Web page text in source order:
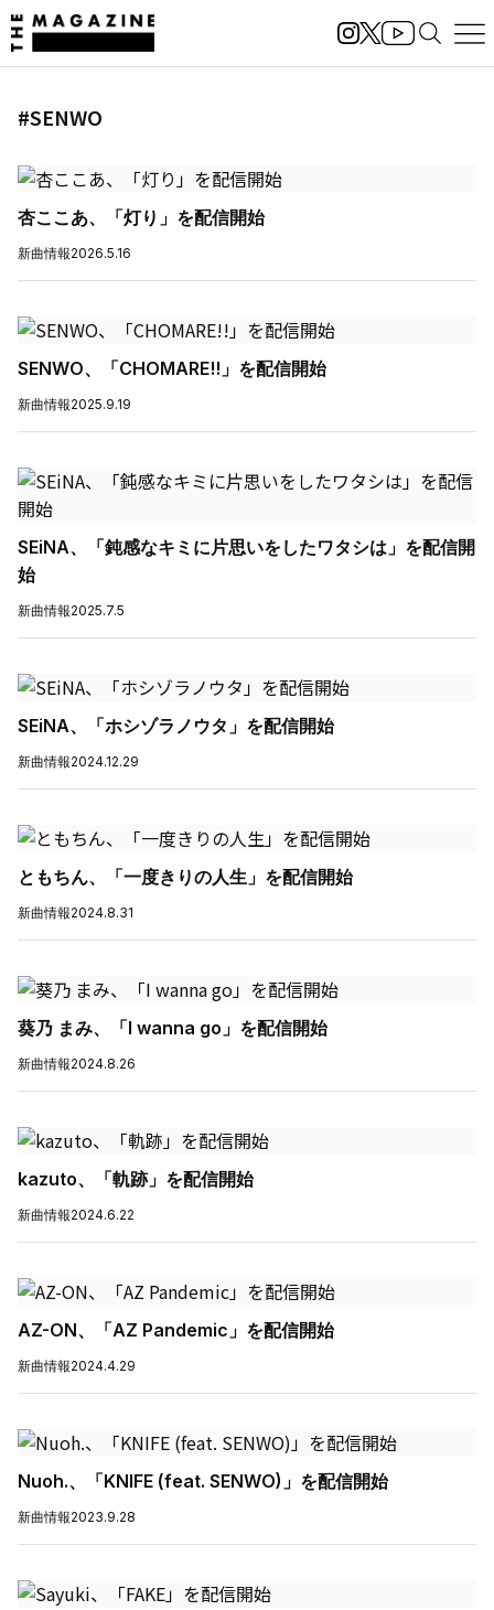
#SENWO
杏ここあ、「灯り」を配信開始
新曲情報2026.5.16
SENWO、「CHOMARE!!」を配信開始
新曲情報2025.9.19
SEiNA、「鈍感なキミに片思いをしたワタシは」を配信開
始
新曲情報2025.7.5
SEiNA、「ホシゾラノウタ」を配信開始
新曲情報2024.12.29
ともちん、「一度きりの人生」を配信開始
新曲情報2024.8.31
葵乃 まみ、「I wanna go」を配信開始
新曲情報2024.8.26
kazuto、「軌跡」を配信開始
新曲情報2024.6.22
AZ-ON、「AZ Pandemic」を配信開始
新曲情報2024.4.29
Nuoh.、「KNIFE (feat. SENWO)」を配信開始
新曲情報2023.9.28